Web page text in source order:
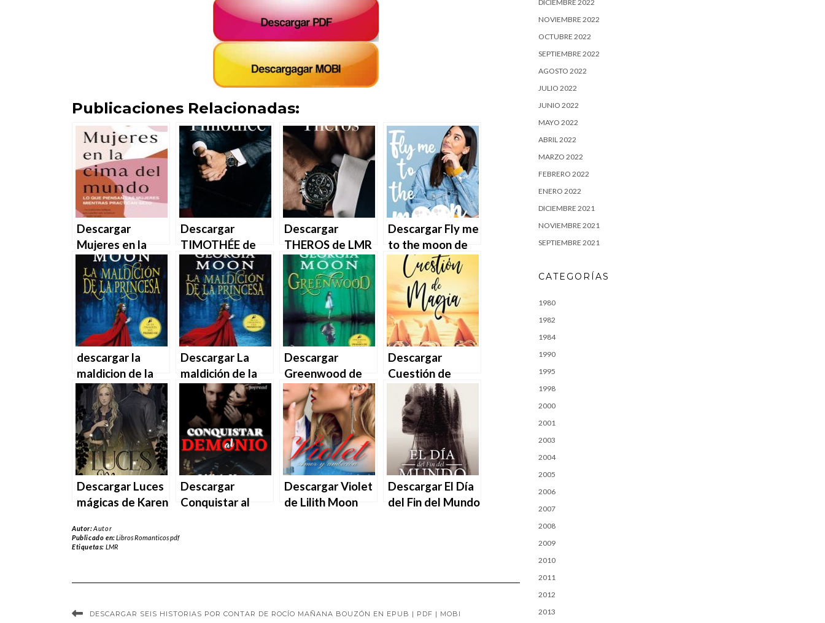
Publicaciones Relacionadas:
Descargar
Mujeres en la
cima del mundo
de Lucy-Anne
Holmes en EPUB
| PDF | MOBI
Descargar
TIMOTHÉE de
LMR en EPUB |
PDF | MOBI
Descargar
THEROS de LMR
en EPUB | PDF |
MOBI
Descargar Fly me
to the moon de
Marta Lobo en
EPUB | PDF |
MOBI
descargar la
maldicion de la
princesa de
georgia moon en
en EPUB | PDF |
MOBI
Descargar La
maldición de la
princesa de
Georgia Moon en
EPUB | PDF |
MOBI
Descargar
Greenwood de
Georgia Moon en
EPUB | PDF |
MOBI
Descargar
Cuestión de
magia de Virginia
Moon y Ely
Devon en EPUB |
PDF | MOBI
Descargar Luces
mágicas de Karen
| PDF | MOBI
Descargar
Conquistar al
Descargar Violet
de Lilith Moon
Descargar El Día
del Fin del Mundo
Autor:Autor
Publicado en:Libros Romanticos pdf
Etiquetas: LMR
DESCARGAR SEIS HISTORIAS POR CONTAR DE ROCÍO MAÑANA BOUZÓN EN EPUB | PDF | MOBI
DICIEMBRE 2022
NOVIEMBRE 2022
OCTUBRE 2022
SEPTIEMBRE 2022
AGOSTO 2022
JULIO 2022
JUNIO 2022
MAYO 2022
ABRIL 2022
MARZO 2022
FEBRERO 2022
ENERO 2022
DICIEMBRE 2021
NOVIEMBRE 2021
SEPTIEMBRE 2021
CATEGORÍAS
1980
1982
1984
1990
1995
1998
2000
2001
2003
2004
2005
2006
2007
2008
2009
2010
2011
2012
2013